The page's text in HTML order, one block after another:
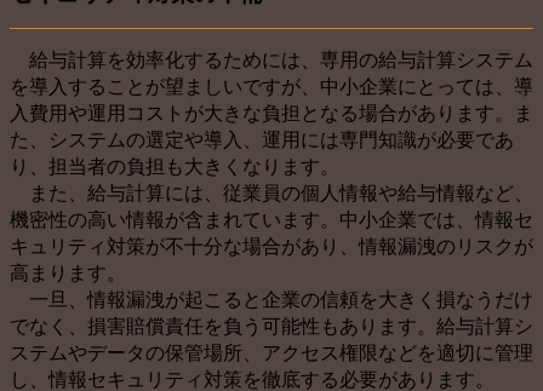
給与計算を効率化するためには、専用の給与計算システム
を導入することが望ましいですが、中小企業にとっては、導
入費用や運用コストが大きな負担となる場合があります。ま
た、システムの選定や導入、運用には専門知識が必要であ
り、担当者の負担も大きくなります。
また、給与計算には、従業員の個人情報や給与情報など、
機密性の高い情報が含まれています。中小企業では、情報セ
キュリティ対策が不十分な場合があり、情報漏洩のリスクが
高まります。
一旦、情報漏洩が起こると企業の信頼を大きく損なうだけ
でなく、損害賠償責任を負う可能性もあります。給与計算シ
ステムやデータの保管場所、アクセス権限などを適切に管理
し、情報セキュリティ対策を徹底する必要があります。